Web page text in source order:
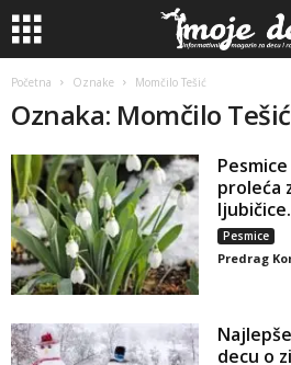
Početna Oznake Momčilo Tešić
Oznaka: Momčilo Tešić
proleća
Pesmice
Predrag
decu o